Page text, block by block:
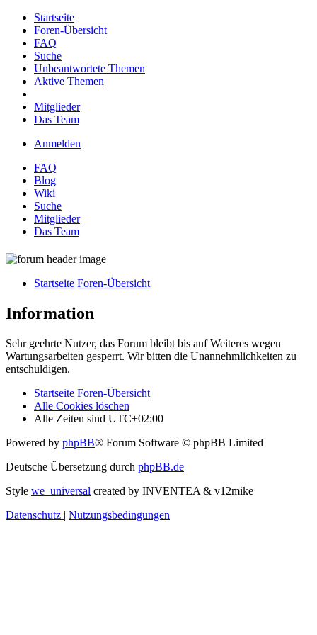
Startseite
Foren-Übersicht
FAQ
Suche
Unbeantwortete Themen
Aktive Themen
Mitglieder
Das Team
Anmelden
FAQ
Blog
Wiki
Suche
Mitglieder
Das Team
Startseite Foren-Übersicht
Information
Sehr geehrte Nutzer, das Forum bleibt bis auf Weiteres wegen
Wartungsarbeiten gesperrt. Wir bitten die Unannehmlichkeiten zu
entschuldigen.
Startseite Foren-Übersicht
Alle Cookies löschen
Alle Zeiten sind UTC+02:00
Powered by phpBB® Forum Software © phpBB Limited
Deutsche Übersetzung durch phpBB.de
Style we_universal created by INVENTEA & v12mike
Datenschutz | Nutzungsbedingungen